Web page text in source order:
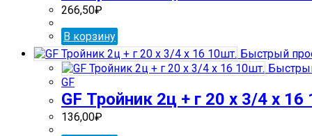
266,50₽
В корзину
Быстрый
GF
GF Тройник 2ц + г 20 х 3/4 х
136,00₽